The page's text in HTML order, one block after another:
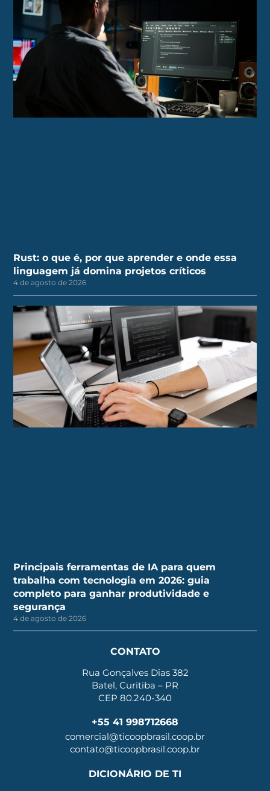
Rust: o que é, por que aprender e onde essa
linguagem já domina projetos críticos
4 de agosto de 2026
Principais ferramentas de IA para quem
trabalha com tecnologia em 2026: guia
completo para ganhar produtividade e
segurança
4 de agosto de 2026
CONTATO
Rua Gonçalves Dias 382
Batel, Curitiba – PR
CEP 80.240-340
+55 41 998712668
comercial@ticoopbrasil.coop.br
contato@ticoopbrasil.coop.br
DICIONÁRIO DE TI